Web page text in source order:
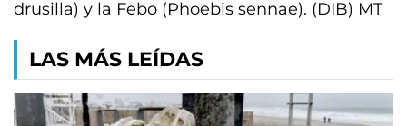
drusilla) y la Febo (Phoebis sennae). (DIB) MT
LAS MÁS LEÍDAS